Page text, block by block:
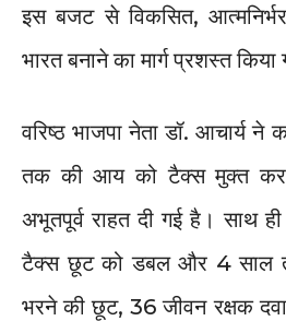
इस बजट से विकसित,
भारत बनाने का मार्ग प्रशस्त किया
वरिष्ठ भाजपा नेता डॉ. आचार्य
तक की आय को टैक्स मुक्त कर
अभूतपूर्व राहत दी गई है। साथ ही
टैक्स छूट को डबल और 4 साल
भरने की छूट, 36 जीवन रक्षक